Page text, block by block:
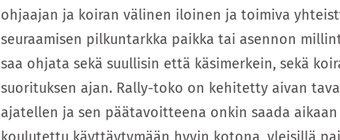
ohjaajan ja koiran välinen iloinen ja toimiva
seuraamisen pilkuntarkka paikka tai asennon
saa ohjata sekä suullisin että käsimerkein, sekä
suorituksen ajan. Rally-toko on kehitetty aivan
ajatellen ja sen päätavoitteena onkin saada
koulutettu käyttäytymään hyvin kotona, yleisillä